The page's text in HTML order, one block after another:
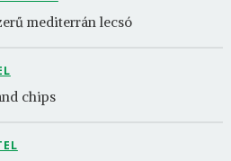
mediterrán lecsó
chips